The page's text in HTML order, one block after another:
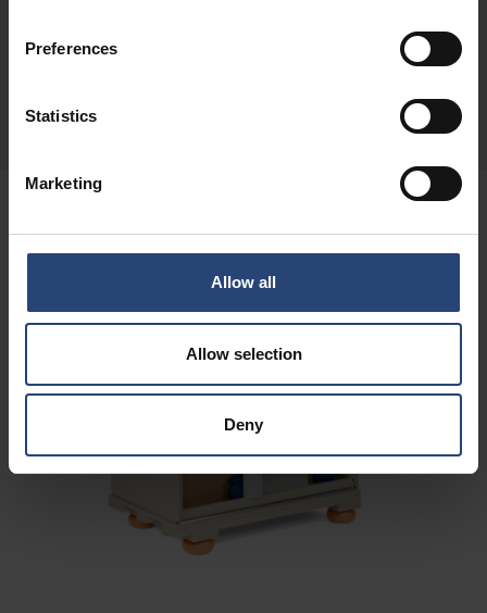
Preferences
Statistics
Marketing
Allow all
Allow selection
Deny
tõhusust.